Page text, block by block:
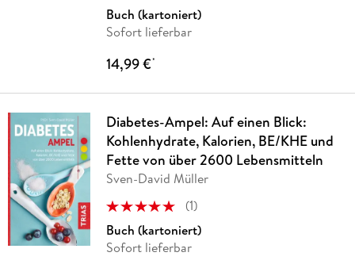
Buch (kartoniert)
Sofort lieferbar
14,99 €*
Diabetes-Ampel: Auf einen Blick:
Kohlenhydrate, Kalorien, BE/KHE und
Fette von über 2600 Lebensmitteln
Sven-David Müller
(1)
Buch (kartoniert)
Sofort lieferbar